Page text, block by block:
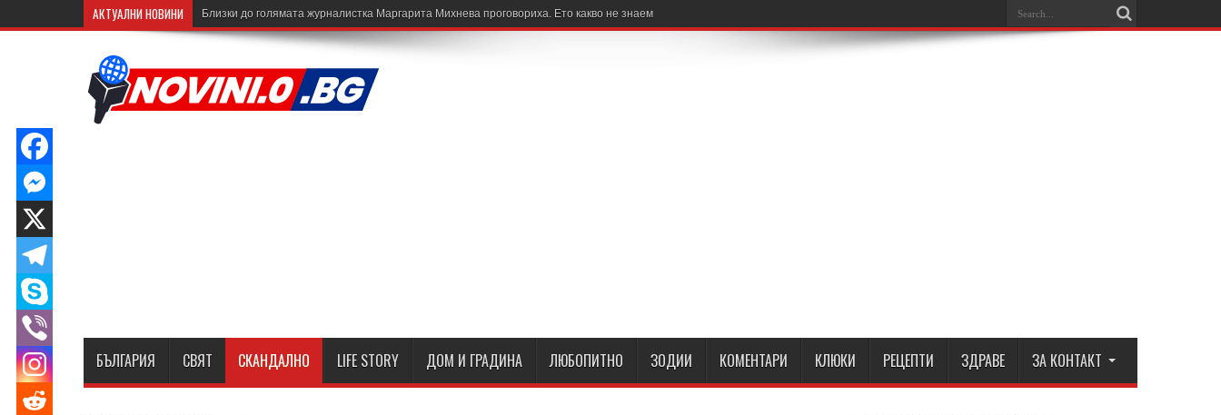
АКТУАЛНИ НОВИНИ Близки до голямата журналистка Маргарита Михнева проговориха. Ето какво не знаем
БЪЛГАРИЯ СВЯТ СКАНДАЛНО LIFE STORY ДОМ И ГРАДИНА ЛЮБОПИТНО ЗОДИИ КОМЕНТАРИ КЛЮКИ РЕЦЕПТИ ЗДРАВЕ ЗА КОНТАКТ